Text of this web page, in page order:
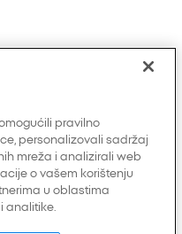
pravilno
personalizovali sadržaj
mreža i analizirali web
o vašem korištenju
u oblastima
analitike.